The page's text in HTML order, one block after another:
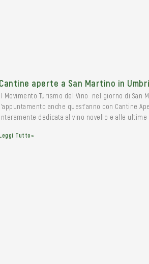
Cantine aperte a San Martino in
Il Movimento Turismo del Vino nel giorno di San
l’appuntamento anche quest’anno con Cantine
interamente dedicata al vino novello e alle ultime
Tutto»